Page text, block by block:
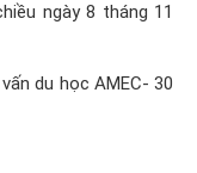
ngày 8 tháng 11
du học AMEC- 30